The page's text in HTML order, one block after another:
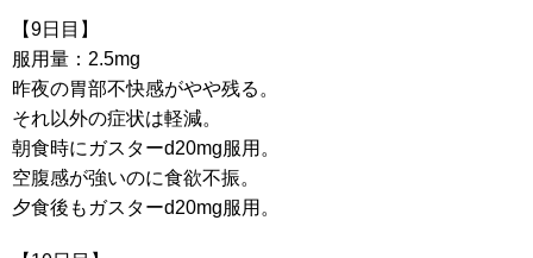
【9日目】
服用量：2.5mg
昨夜の胃部不快感がやや残る。
それ以外の症状は軽減。
朝食時にガスターd20mg服用。
空腹感が強いのに食欲不振。
夕食後もガスターd20mg服用。